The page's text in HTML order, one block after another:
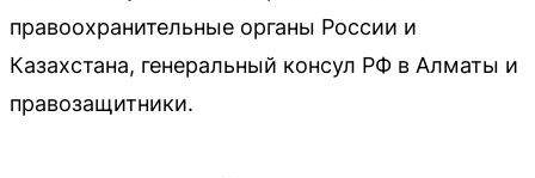
правоохранительные органы России и
Казахстана, генеральный консул РФ в Алматы и
правозащитники.